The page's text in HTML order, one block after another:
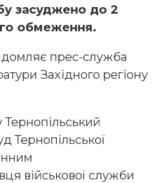
засуджено до 2
обмеження.
прес-служба
Західного регіону
Тернопільський
Тернопільської
військової служби